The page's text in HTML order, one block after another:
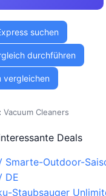
suchen
durchführen
vergleichen
Vacuum Cleaners
Deals
Smarte-Outdoor-
DE
Staubsauger